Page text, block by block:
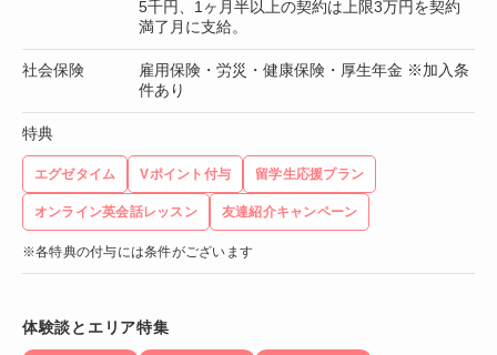
5千円、1ヶ月半以上の契約は上限3万円を契約
満了月に支給。
社会保険
雇用保険・労災・健康保険・厚生年金 ※加入条
件あり
特典
エグゼタイム Vポイント付与 留学生応援プラン
オンライン英会話レッスン 友達紹介キャンペーン
※各特典の付与には条件がございます
体験談とエリア特集